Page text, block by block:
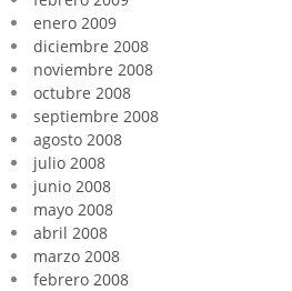
enero 2009
diciembre 2008
noviembre 2008
octubre 2008
septiembre 2008
agosto 2008
julio 2008
junio 2008
mayo 2008
abril 2008
marzo 2008
febrero 2008